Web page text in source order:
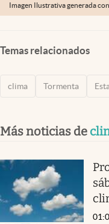
Imagen Ilustrativa generada
Temas relacionados
clima Tormenta
Más noticias de